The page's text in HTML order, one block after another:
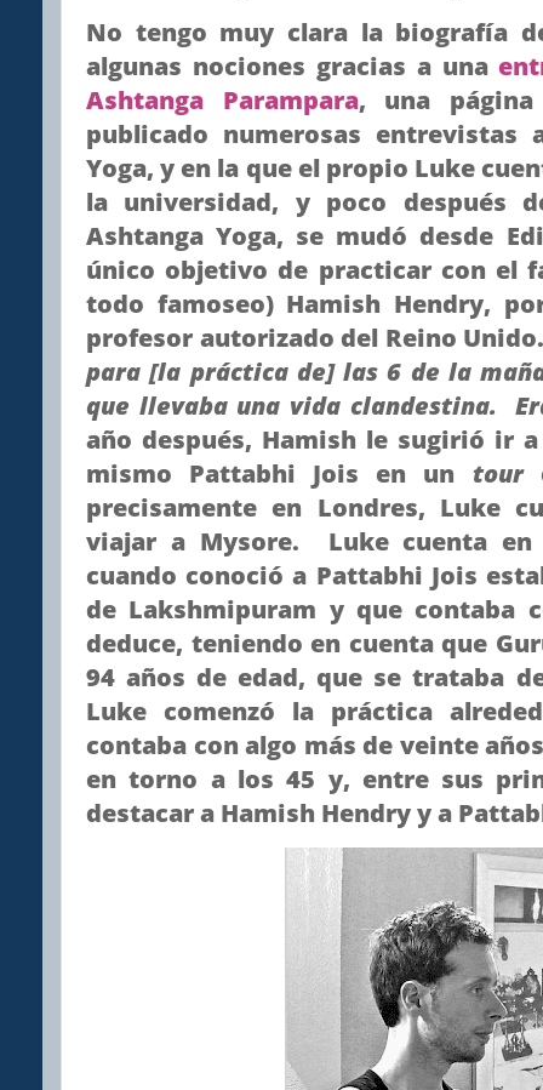
No tengo muy clara la biografía
algunas nociones gracias a una
Ashtanga Parampara, una
publicado numerosas entrevistas
Yoga, y en la que el propio Luke
la universidad, y poco después
Ashtanga Yoga, se mudó desde
único objetivo de practicar con el
todo famoseo) Hamish Hendry,
profesor autorizado del Reino
para [la práctica de] las 6 de la
que llevaba una vida clandestina.
año después, Hamish le sugirió ir
mismo Pattabhi Jois en un tour
precisamente en Londres, Luke
viajar a Mysore. Luke cuenta
cuando conoció a Pattabhi Jois
de Lakshmipuram y que contaba
deduce, teniendo en cuenta que
94 años de edad, que se trataba
Luke comenzó la práctica
contaba con algo más de veinte
en torno a los 45 y, entre sus
destacar a Hamish Hendry y a